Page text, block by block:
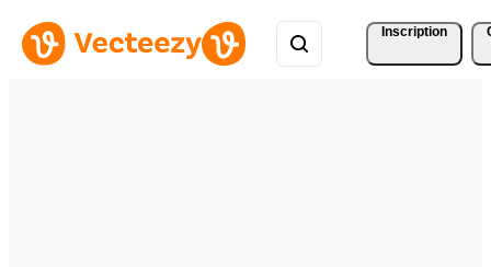
Inscription